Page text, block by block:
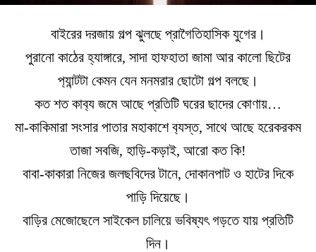
বাইরের দরজায় গল্প ঝুলছে প্রাগৈতিহাসিক যুগের।
পুরানো কাঠের হ্যাঙ্গারে, সাদা হাফহাতা জামা আর কালো ছিটের
প‍্যান্টটা কেমন যেন মনমরার ছোটো গল্প বলছে।
কত শত কাব‍্য জমে আছে প্রতিটি ঘরের ছাদের কোণায়…
মা-কাকিমারা সংসার পাতার মহাকাশে ব‍্যস্ত, সাথে আছে হরেকরকম
তাজা সবজি, হাড়ি-কড়াই, আরো কত কি!
বাবা-কাকারা নিজের জলছবিদের টানে, দোকানপাট ও হাটের দিকে
পাড়ি দিয়েছে।
বাড়ির মেজোছেলে সাইকেল চালিয়ে ভবিষ্যৎ গড়তে যায় প্রতিটি
দিন।